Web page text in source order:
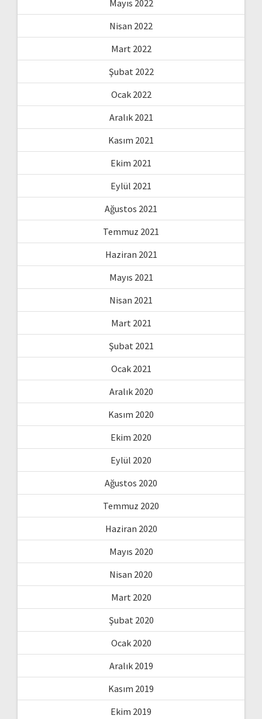
Mayıs 2022
Nisan 2022
Mart 2022
Şubat 2022
Ocak 2022
Aralık 2021
Kasım 2021
Ekim 2021
Eylül 2021
Ağustos 2021
Temmuz 2021
Haziran 2021
Mayıs 2021
Nisan 2021
Mart 2021
Şubat 2021
Ocak 2021
Aralık 2020
Kasım 2020
Ekim 2020
Eylül 2020
Ağustos 2020
Temmuz 2020
Haziran 2020
Mayıs 2020
Nisan 2020
Mart 2020
Şubat 2020
Ocak 2020
Aralık 2019
Kasım 2019
Ekim 2019